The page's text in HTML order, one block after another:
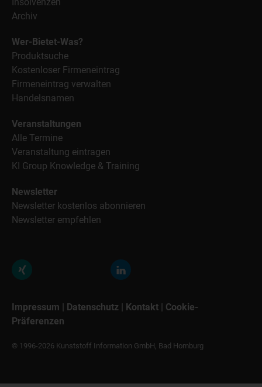
Archiv
Wer-Bietet-Was?
Produktsuche
Kostenloser Firmeneintrag
Firmeneintrag verwalten
Handelsnamen
Veranstaltungen
Alle Termine
Veranstaltung eintragen
KI Group Knowledge & Training
Newsletter
Newsletter kostenlos abonnieren
Newsletter empfehlen
Impressum | Datenschutz | Kontakt | Cookie-
Präferenzen
© 1996-2026 Kunststoff Information GmbH, Bad Homburg